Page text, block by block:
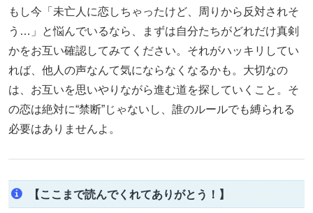
もし今「未亡人に恋しちゃったけど、周りから反対されそ
う…」と悩んでいるなら、まずは自分たちがどれだけ真剣
かをお互い確認してみてください。それがハッキリしてい
れば、他人の声なんて気にならなくなるかも。大切なの
は、お互いを思いやりながら進む道を探していくこと。そ
の恋は絶対に“禁断”じゃないし、誰のルールでも縛られる
必要はありませんよ。
【ここまで読んでくれてありがとう！】